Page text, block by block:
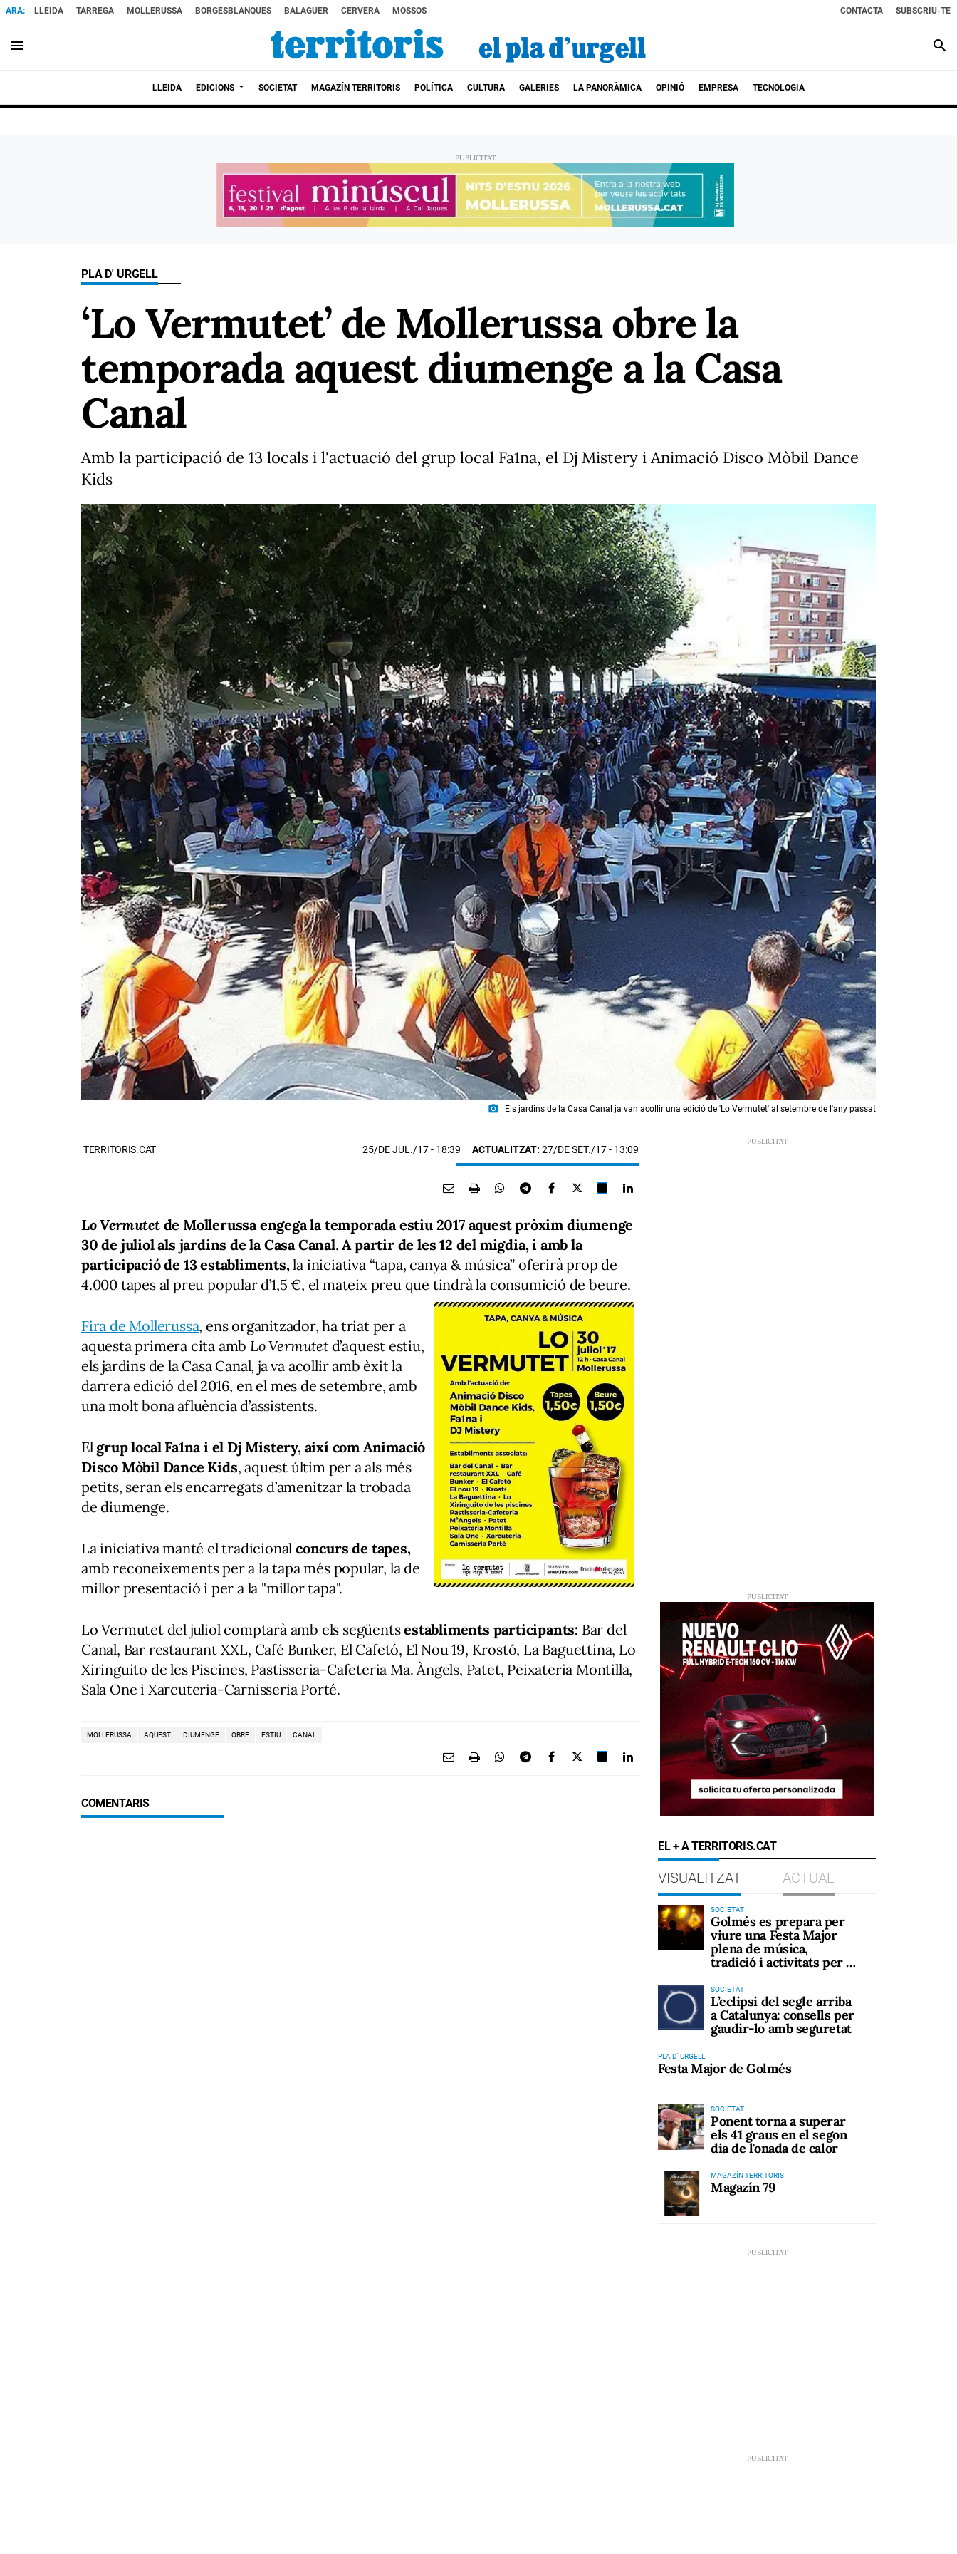
LLEIDA TARREGA MOLLERUSSA BORGESBLANQUES BALAGUER CERVERA MOSSOS CONTACTA SUBSCRIU-TE
menu search
LLEIDA EDICIONS SOCIETAT MAGAZÍN TERRITORIS POLÍTICA CULTURA GALERIES LA PANORÀMICA OPINIÓ EMPRESA TECNOLOGIA
PLA D' URGELL
‘Lo Vermutet’ de Mollerussa obre la
temporada aquest diumenge a la Casa
Canal
Amb la participació de 13 locals i l'actuació del grup local Fa1na, el Dj Mistery i Animació Disco Mòbil Dance
Kids
photo_camera Els jardins de la Casa Canal ja van acollir una edició de 'Lo Vermutet' al setembre de l'any passat
TERRITORIS.CAT 25/DE JUL./17- 18:39 ACTUALITZAT: 27/DE SET./17 - 13:09
Lo Vermutet de Mollerussa engega la temporada estiu 2017 aquest pròxim diumenge
30 de juliol als jardins de la Casa Canal.A partir de les 12 del migdia, i amb la
participació de 13 establiments, la iniciativa “tapa, canya & música” oferirà prop de
4.000 tapes al preu popular d’1,5 €, el mateix preu que tindrà la consumició de beure.
Fira de Mollerussa, ens organitzador, ha triat per a
aquesta primera cita amb Lo Vermutetd’aquest estiu,
els jardins de la Casa Canal, ja va acollir amb èxit la
darrera edició del 2016, en el mes de setembre, amb
una molt bona afluència d’assistents.
El grup local Fa1na i el Dj Mistery, així com Animació
Disco Mòbil Dance Kids, aquest últim per a als més
petits, seran els encarregats d’amenitzar la trobada
de diumenge.
La iniciativa manté el tradicional concurs de tapes,
amb reconeixements per a la tapa més popular, la de
millor presentació i per a la "millor tapa".
Lo Vermutet del juliol comptarà amb els següentsestabliments participants: Bar del
Canal, Bar restaurant XXL, Café Bunker, El Cafetó, El Nou 19, Krostó, La Baguettina, Lo
Xiringuito de les Piscines, Pastisseria-Cafeteria Ma. Àngels, Patet, Peixateria Montilla,
Sala One i Xarcuteria-Carnisseria Porté.
MOLLERUSSA AQUEST DIUMENGE OBRE ESTIU CANAL
COMENTARIS
EL + A TERRITORIS.CAT
VISUALITZAT ACTUAL
SOCIETAT
Golmés es prepara per
viure una Festa Major
plena de música,
tradició i activitats per a
SOCIETAT
L’eclipsi del segle arriba
a Catalunya: consells per
gaudir-lo amb seguretat
PLA D' URGELL
Festa Major de Golmés
SOCIETAT
Ponent torna a superar
els 41 graus en el segon
dia de l'onada de calor
MAGAZÍN TERRITORIS
Magazín 79